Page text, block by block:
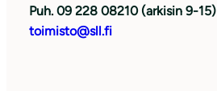
Puh. 09 228 08210 (arkisin 9-15)
toimisto@sll.fi